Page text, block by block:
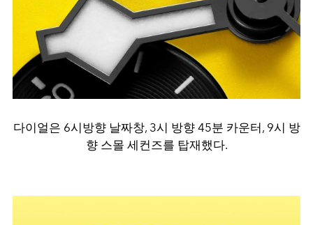
다이얼은 6시방향 날짜창, 3시 방향 45분 카운터, 9시 방
향 스몰 세컨즈를 탑재했다.